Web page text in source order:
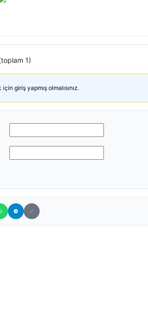
1)
giriş yapmış olmalısınız.